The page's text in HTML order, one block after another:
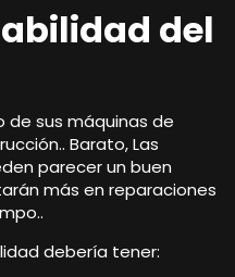
del
de sus máquinas de
Barato, Las
parecer un buen
más en reparaciones
debería tener: